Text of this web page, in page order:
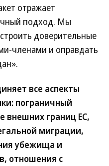
отражает
подход. Мы
доверительные
членами и оправдать
все аспекты
пограничный
внешних границ ЕС,
миграции,
убежища и
отношения с